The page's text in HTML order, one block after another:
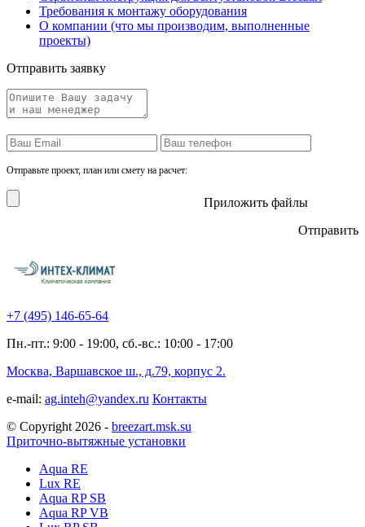
Требования к монтажу оборудования
О компании (что мы производим, выполненные
проекты)
Отправить заявку
Отправьте проект, план или смету на расчет:
Приложить файлы
Отправить
+7 (495) 146-65-64
Пн.-пт.: 9:00 - 19:00, сб.-вс.: 10:00 - 17:00
Москва, Варшавское ш., д.79, корпус 2.
e-mail: ag.inteh@yandex.ru Контакты
© Copyright 2026 - breezart.msk.su
Приточно-вытяжные установки
Aqua RE
Lux RE
Aqua RP SB
Aqua RP VB